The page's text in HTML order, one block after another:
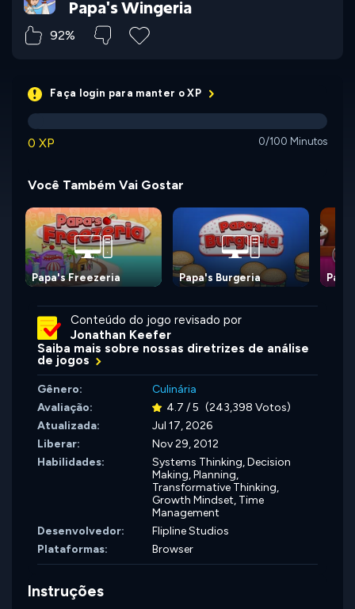
Papa's Wingeria
92%
Faça login para manter o XP
0 XP 0/100 Minutos
Você Também Vai Gostar
Papa's Freezeria Papa's Burgeria
Conteúdo do jogo revisado por
Jonathan Keefer
Saiba mais sobre nossas diretrizes de análise
de jogos
Gênero:
Culinária
Avaliação:
4.7 / 5 (243,398 Votos)
Atualizada:
Jul 17, 2026
Liberar:
Nov 29, 2012
Habilidades:
Systems Thinking,Decision
Making,Planning,
Transformative Thinking,
Growth Mindset, Time
Management
Desenvolvedor:
Flipline Studios
Plataformas:
Browser
Instruções